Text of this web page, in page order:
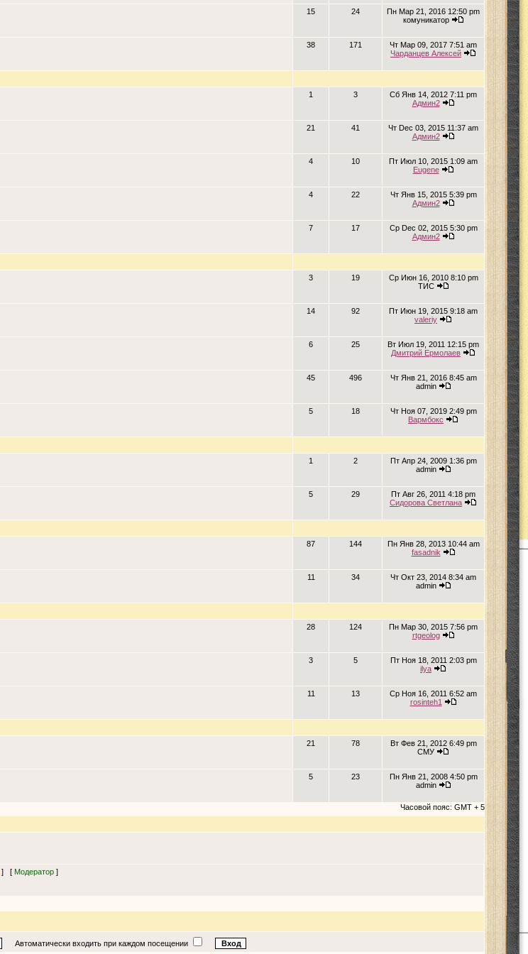
15 24
Пн Мар 21, 2016 12:50 pm
комуникатор
38 171
Чт Мар 09, 2017 7:51 am
Чарданцев Алексей
1 3
Сб Янв 14, 2012 7:11 pm
Админ2
21 41
Чт Dec 03, 2015 11:37 am
Админ2
4 10
Пт Июл 10, 2015 1:09 am
Eugene
4 22
Чт Янв 15, 2015 5:39 pm
Админ2
7 17
Ср Dec 02, 2015 5:30 pm
Админ2
3 19
Ср Июн 16, 2010 8:10 pm
ТИС
14 92
Пт Июн 19, 2015 9:18 am
valeriy
6 25
Вт Июл 19, 2011 12:15 pm
Дмитрий Ермолаев
45 496
Чт Янв 21, 2016 8:45 am
admin
5 18
Чт Ноя 07, 2019 2:49 pm
Вармбокс
1 2
Пт Апр 24, 2009 1:36 pm
admin
5 29
Пт Авг 26, 2011 4:18 pm
Сидорова Светлана
87 144
Пн Янв 28, 2013 10:44 am
fasadnik
11 34
Чт Окт 23, 2014 8:34 am
admin
28 124
Пн Мар 30, 2015 7:56 pm
rtgeolog
3 5
Пт Ноя 18, 2011 2:03 pm
ilya
11 13
Ср Ноя 16, 2011 6:52 am
rosinteh1
21 78
Вт Фев 21, 2012 6:49 pm
СМУ
5 23
Пн Янв 21, 2008 4:50 pm
admin
Часовой пояс: GMT + 5
] [ Модератор ]
Автоматически входить при каждом посещении